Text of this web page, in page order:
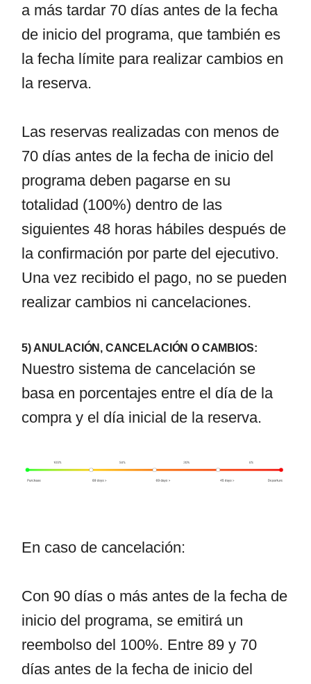
a más tardar 70 días antes de la fecha
de inicio del programa, que también es
la fecha límite para realizar cambios en
la reserva.
Las reservas realizadas con menos de
70 días antes de la fecha de inicio del
programa deben pagarse en su
totalidad (100%) dentro de las
siguientes 48 horas hábiles después de
la confirmación por parte del ejecutivo.
Una vez recibido el pago, no se pueden
realizar cambios ni cancelaciones.
5) ANULACIÓN, CANCELACIÓN O CAMBIOS:
Nuestro sistema de cancelación se
basa en porcentajes entre el día de la
compra y el día inicial de la reserva.
En caso de cancelación:
Con 90 días o más antes de la fecha de
inicio del programa, se emitirá un
reembolso del 100%. Entre 89 y 70
días antes de la fecha de inicio del